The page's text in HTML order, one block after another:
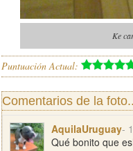
Ke
Puntuación Actual:
Comentarios de la
AquilaUruguay-
Qué bonito que